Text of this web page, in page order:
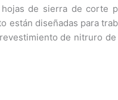
de sierra de corte
diseñadas para
de nitruro